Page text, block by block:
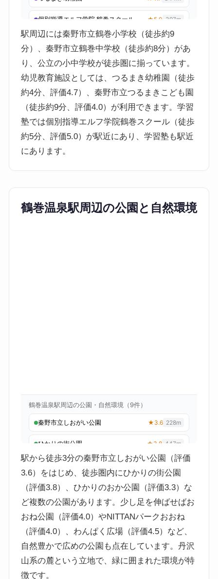
駅周辺には秦野市立鶴巻小学校（徒歩約9
分）、秦野市立鶴巻中学校（徒歩約8分）があ
り、公立の小中学校が徒歩圏に揃っています。
幼児教育施設としては、つるまき幼稚園（徒歩
約4分、評価4.7）、秦野市立つるまきこども園
（徒歩約9分、評価4.0）が利用できます。学習
塾では個別指導エルフ学院鶴巻スクール（徒歩
約5分、評価5.0）が駅近にあり、学習塾も駅近
にあります。
鶴巻温泉駅周辺の公園と自然環境
駅から徒歩3分の秦野市立しおがい公園（評価
3.6）をはじめ、徒歩圏内にひかりの街公園
（評価3.8）、ひかりのおか公園（評価3.3）な
ど複数の公園があります。少し足を伸ばせばお
おね公園（評価4.0）やNITTANパークおおね
（評価4.0）、わんぱく広場（評価4.5）など、
自然豊かで広めの公園も点在しています。丹沢
山系の麓という立地で、緑に囲まれた環境が特
徴です。